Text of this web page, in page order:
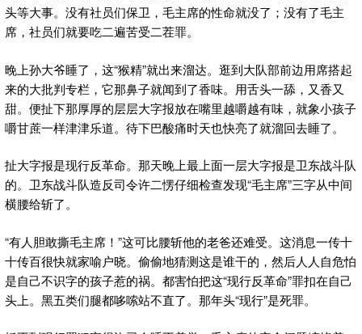
头等大事。没有社员们保卫，毛主席的性命就没了；没有了毛主
席，社员们就要吃二遍苦受二茬罪。
晚上孙大爷睡了，这“猴精”就出来溜达。逛到大队部前边用席搭起
来的大批判专栏，它那鼻子就闻到了香味。用舌头一舔，又香又
甜。便扯下那厚厚的层层大字报放在嘴里越嚼越有味，就象小孩子
嚼甘蔗一样津津乐道。待下巴酸痛时天也快亮了就溜回去睡了。
扯大字报是现行反革命。那天晚上最上面一层大字报是卫东战斗队
的。卫东战斗队造反司令许二愣仔细检查发现“毛主席”三字从中间
横腰给斩了。
“有人胆敢撕毛主席！”这可比腰斩他的老爸还难受。这消息一传十
十传百很快就家喻户晓。偷偷地猜测这是谁干的，然后人人自危怕
是自己不识字的孩子惹的祸。都害怕把这“现行反革命”罪扣在自己
头上。黑五类们腿都哆嗦站不直了。那年头“现行”是死罪。